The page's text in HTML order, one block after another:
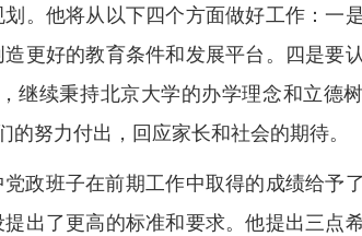
。他将从以下四个方面做好工作：一
更好的教育条件和发展平台。四是要
继续秉持北京大学的办学理念和立德
努力付出，回应家长和社会的期待。
政班子在前期工作中取得的成绩给予
出了更高的标准和要求。他提出三点